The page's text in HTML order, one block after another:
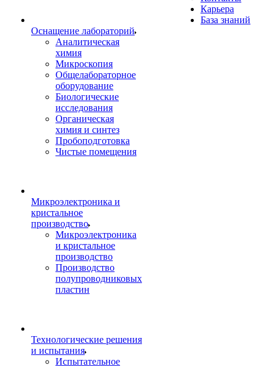
Оснащение лабораторий
Аналитическая
химия
Микроскопия
Общелабораторное
оборудование
Биологические
исследования
Органическая
химия и синтез
Пробоподготовка
Чистые помещения
Микроэлектроника и
кристальное
производство
Микроэлектроника
и кристальное
производство
Производство
полупроводниковых
пластин
Технологические решения
и испытания
Испытательное
Карьера
База знаний